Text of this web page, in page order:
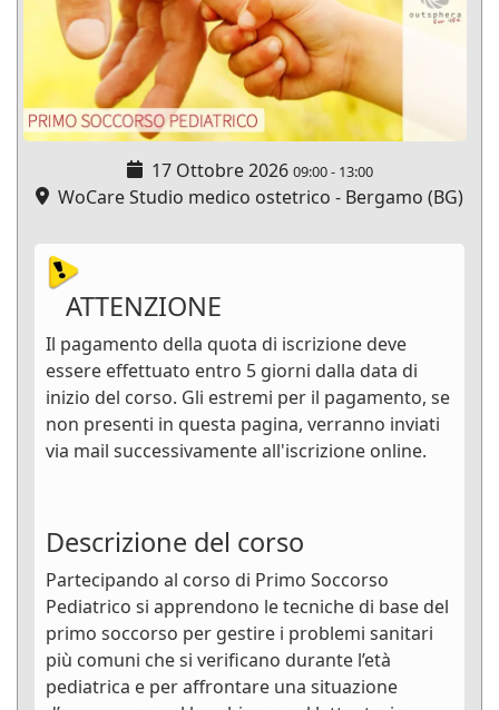
17 Ottobre 2026 09:00- 13:00
WoCare Studio medico ostetrico - Bergamo (BG)
ATTENZIONE
Il pagamento della quota di iscrizione deve
essere effettuato entro 5 giorni dalla data di
inizio del corso. Gli estremi per il pagamento, se
non presenti in questa pagina, verranno inviati
via mail successivamente all'iscrizione online.
Descrizione del corso
Partecipando al corso di Primo Soccorso
Pediatrico si apprendono le tecniche di base del
primo soccorso per gestire i problemi sanitari
più comuni che si verificano durante l’età
pediatrica e per affrontare una situazione